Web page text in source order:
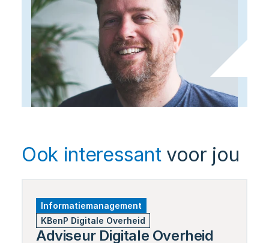
Ook interessant voor jou
Informatiemanagement
KBenP Digitale Overheid
Adviseur Digitale Overheid